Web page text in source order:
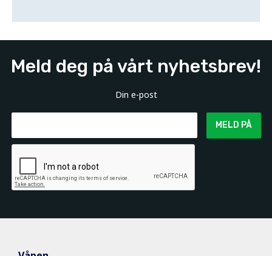
Meld deg på vårt nyhetsbrev!
Din e-post
MELD PÅ